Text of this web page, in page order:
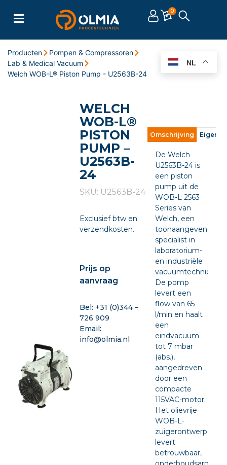
0
Producten
Pompen & Compressoren
Lab & Medical Vacuum
Welch WOB-L® Piston Pump - U2563B-24
WELCH
WOB-L®
PISTON
PUMP –
U2563B-
24
SKU: U2563B-24
Exclusief btw en
verzendkosten.
Prijs op
aanvraag
Bel: +31 (0)344 –
726 909
Email:
info@olmia.nl
Omschrijving
De Welch
U2563B-24 is
een piston
pump uit de
WOB-L 2563
Series van
Welch, een
toonaangevende
specialist in
laboratorium-
en industriële
vacuümtechniek.
De pomp
levert een
flow van 65
l/min en haalt
een
eindvacuüm
tot 7 mbar
(abs.),
aangedreven
door een
compacte
115VAC-motor.
Het olievrije
WOB-L-
zuigerontwerp
levert
betrouwbaar,
NL